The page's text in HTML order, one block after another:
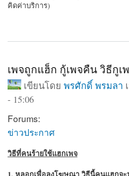
คิดค่าบริการ)
about ถูกแฮ็กเพจ เพจถูกบุกรุก
เพจถูกแฮ็ก กู้เพจคืน วิธีกูเ
เขียนโดย พรศักดิ์ พรมลา
- 15:06
Forums:
ข่าวประกาศ
วิธีที่คนร้ายใช้แฮกเพจ